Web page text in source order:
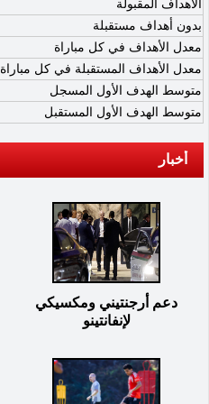
الأهداف المقبولة
بدون أهداف مستقبلة
معدل الأهداف في كل مباراة
معدل الأهداف المستقبلة في كل مباراة
متوسط الهدف الأول المسجل
متوسط الهدف الأول المستقبل
أخبار
دعم أرجنتيني ومكسيكي
لإنفانتينو